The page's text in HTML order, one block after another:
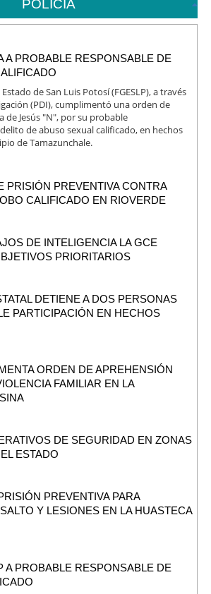
POLICIA
A PROBABLE RESPONSABLE DE
de San Luis Potosí (FGESLP), a través
(PDI), cumplimentó una orden de
de Jesús "N", por su probable
de abuso sexual calificado, en hechos
de Tamazunchale.
PRISIÓN PREVENTIVA CONTRA
CALIFICADO EN RIOVERDE
DE INTELIGENCIA LA GCE
PRIORITARIOS
DETIENE A DOS PERSONAS
PARTICIPACIÓN EN HECHOS
ORDEN DE APREHENSIÓN
FAMILIAR EN LA
DE SEGURIDAD EN ZONAS
ESTADO
PREVENTIVA PARA
Y LESIONES EN LA HUASTECA
A PROBABLE RESPONSABLE DE